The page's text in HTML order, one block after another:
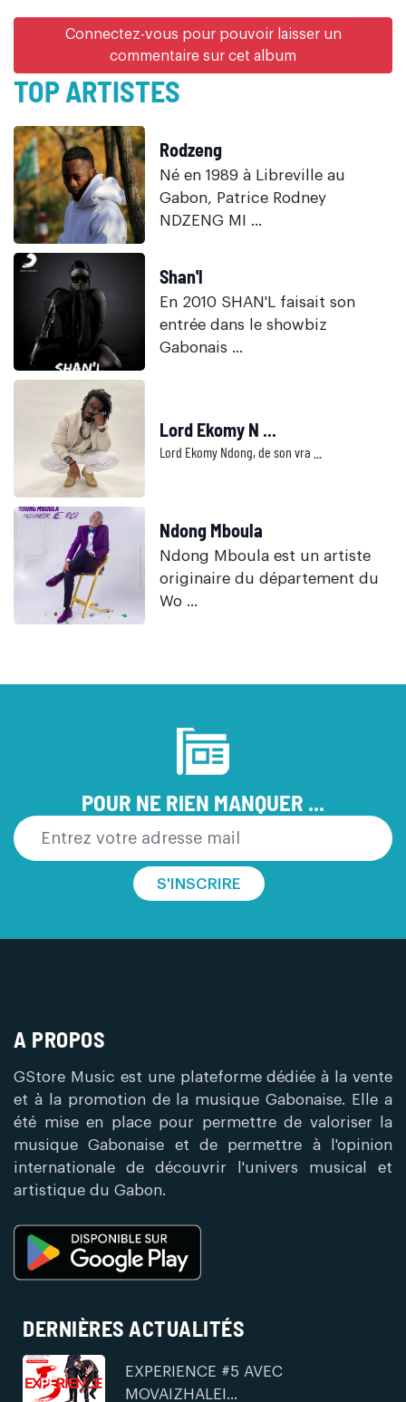
Connectez-vous pour pouvoir laisser un
commentaire sur cet album
TOP ARTISTES
Rodzeng
Né en 1989 à Libreville au
Gabon, Patrice Rodney
NDZENG MI ...
Shan'l
En 2010 SHAN'L faisait son
entrée dans le showbiz
Gabonais ...
Lord Ekomy N ...
Lord Ekomy Ndong, de son vra ...
Ndong Mboula
Ndong Mboula est un artiste
originaire du département du
Wo ...
POUR NE RIEN MANQUER ...
S'INSCRIRE
A PROPOS
GStore Music est une plateforme dédiée à la vente
et à la promotion de la musique Gabonaise. Elle a
été mise en place pour permettre de valoriser la
musique Gabonaise et de permettre à l'opinion
internationale de découvrir l'univers musical et
artistique du Gabon.
DERNIÈRES ACTUALITÉS
EXPERIENCE #5 AVEC
MOVAIZHALEI...